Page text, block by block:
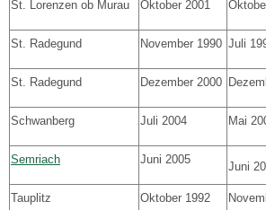
St. Lorenzen ob Murau Oktober 2001
St. Radegund November 1990 Juli
St. Radegund Dezember 2000
Schwanberg Juli 2004 Mai
Semriach Juni 2005
Juni
Tauplitz Oktober 1992